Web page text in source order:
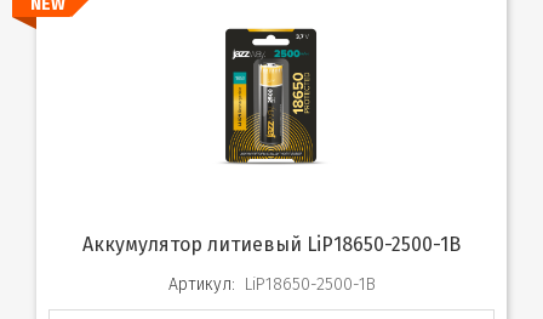
NEW
Аккумулятор литиевый LiP18650-2500-1B
Артикул: LiP18650-2500-1B